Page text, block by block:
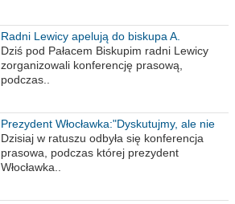
Radni Lewicy apelują do biskupa A.
Wiesława Meringa
Dziś pod Pałacem Biskupim radni Lewicy
zorganizowali konferencję prasową,
podczas..
Prezydent Włocławka:"Dyskutujmy, ale nie
obrażajmy się”
Dzisiaj w ratuszu odbyła się konferencja
prasowa, podczas której prezydent
Włocławka..